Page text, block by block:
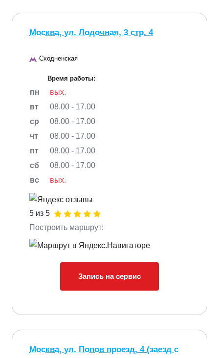
Москва, ул. Лодочная, 3 стр. 4
Сходненская
Время работы:
пн
вых.
вт
08.00 - 17.00
ср
08.00 - 17.00
чт
08.00 - 17.00
пт
08.00 - 17.00
сб
08.00 - 17.00
вс
вых.
5 из 5
Построить маршрут:
Запись на сервис
Москва, ул. Попов проезд, 4 (заезд с